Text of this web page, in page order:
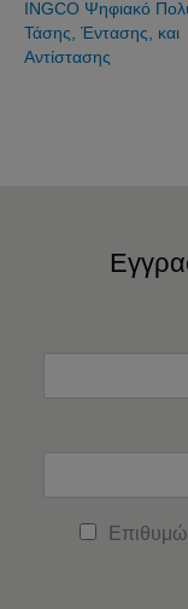
INGCO Ψηφιακό
Τάσης, Έντασης, και
Αντίστασης